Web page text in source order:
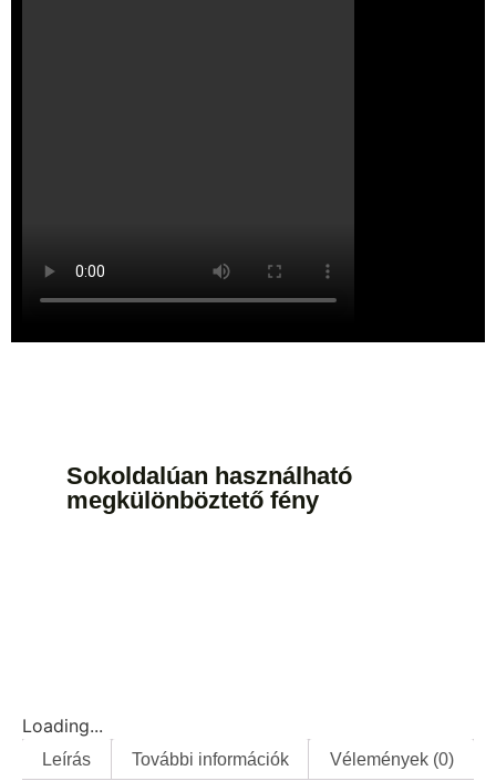
Sokoldalúan használható
megkülönböztető fény
Loading...
Leírás További információk Vélemények (0)